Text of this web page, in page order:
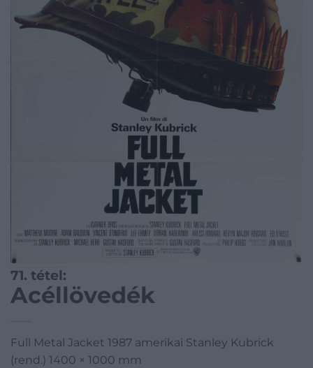
71. tétel:
Acéllövedék
Full Metal Jacket 1987 amerikai Stanley Kubrick
(rend.) 1400 × 1000 mm